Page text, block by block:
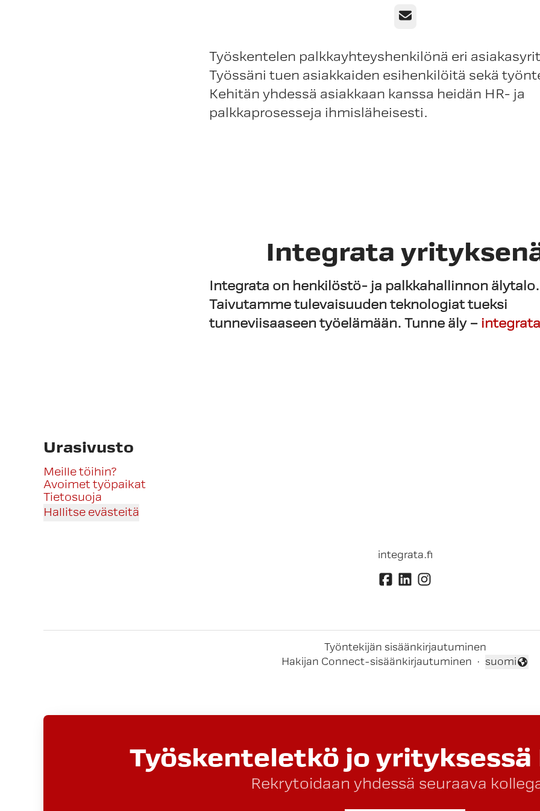
Sähköposti
Työskentelen palkkayhteyshenkilönä eri
Työssäni tuen asiakkaiden esihenkilöitä sekä
Kehitän yhdessä asiakkaan kanssa heidän HR- ja
palkkaprosesseja ihmisläheisesti.
Integrata
Integrata on henkilöstö- ja palkkahallinnon älytalo.
Taivutamme tulevaisuuden teknologiat tueksi
tunneviisaaseen työelämään. Tunne äly –
Urasivusto
Meille töihin?
Avoimet työpaikat
Tietosuoja
Hallitse evästeitä
integrata.fi
Työntekijän sisäänkirjautuminen
Hakijan Connect-sisäänkirjautuminen · Vaihda kieli
suomi
Työskenteletkö jo
Rekrytoidaan yhdessä seuraava